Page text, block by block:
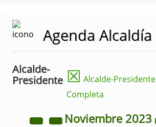
Agenda Alcaldía
Alcalde-
Presidente ☒ Alcalde-Presidente
Completa
Noviembre 2023